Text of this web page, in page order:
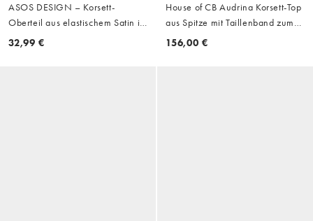
ASOS DESIGN – Korsett-
Oberteil aus elastischem Satin in
Schwarz
32,99 €
House of CB Audrina Korsett-Top
aus Spitze mit Taillenband zum
Binden in Ivory
156,00 €